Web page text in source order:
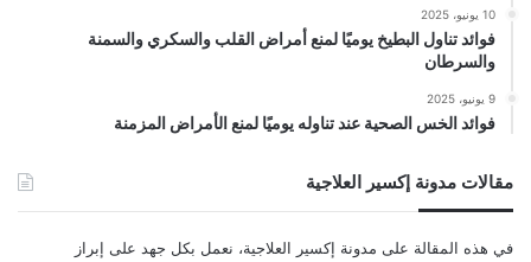
10 يونيو، 2025
فوائد تناول البطيخ يوميًا لمنع أمراض القلب والسكري والسمنة
والسرطان
9 يونيو، 2025
فوائد الخس الصحية عند تناوله يوميًا لمنع الأمراض المزمنة
مقالات مدونة إكسير العلاجية
في هذه المقالة على مدونة إكسير العلاجية، نعمل بكل جهد على إبراز